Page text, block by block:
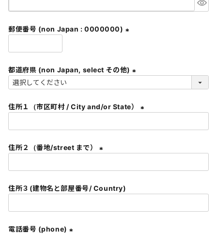
必
須
郵便番号 (non Japan : 0000000)
須
)
都道府県 (non Japan, select その他)
須
住所１（市区町村 / City and/or State）
必
)
住所２（番地/street まで）
必
)
住所３(建物名と部屋番号/ Country)
電話番号 (phone)